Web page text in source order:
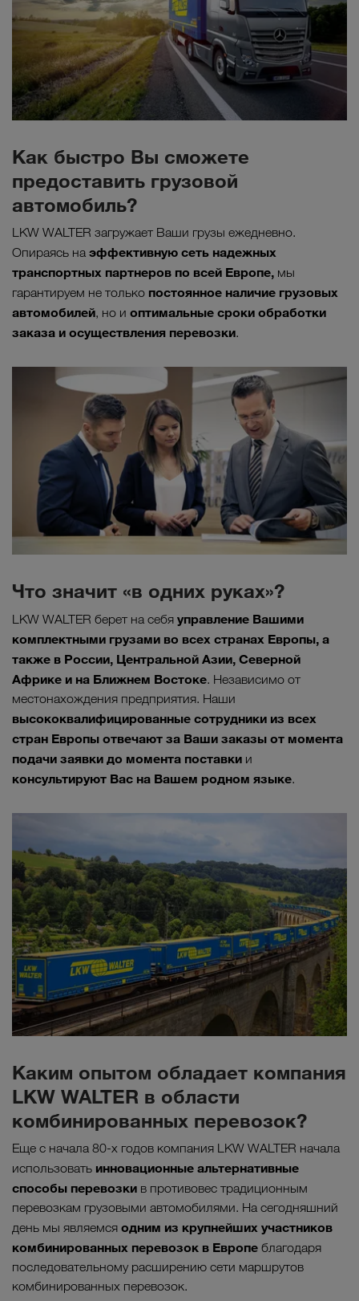
Как быстро Вы сможете
предоставить грузовой
автомобиль?
LKW WALTER загружает Ваши грузы ежедневно.
Опираясь на эффективную сеть надежных
транспортных партнеров по всей Европе, мы
гарантируем не только постоянное наличие грузовых
автомобилей, но и оптимальные сроки обработки
заказа и осуществления перевозки.
Что значит «в одних руках»?
LKW WALTER берет на себя управление Вашими
комплектными грузами во всех странах Европы, а
также в России, Центральной Азии, Северной
Африке и на Ближнем Востоке. Независимо от
местонахождения предприятия. Наши
высококвалифицированные сотрудники из всех
стран Европы отвечают за Ваши заказы от момента
подачи заявки до момента поставки и
консультируют Вас на Вашем родном языке.
Каким опытом обладает компания
LKW WALTER в области
комбинированных перевозок?
Еще с начала 80-х годов компания LKW WALTER начала
использовать инновационные альтернативные
способы перевозки в противовес традиционным
перевозкам грузовыми автомобилями. На сегодняшний
день мы являемся одним из крупнейших участников
комбинированных перевозок в Европе благодаря
последовательному расширению сети маршрутов
комбинированных перевозок.